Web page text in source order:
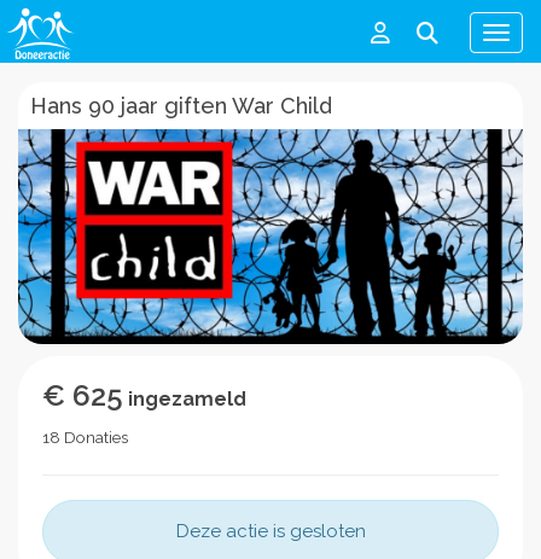
Menu
Hans 90 jaar giften War Child
€ 625 ingezameld
18 Donaties
Deze actie is gesloten